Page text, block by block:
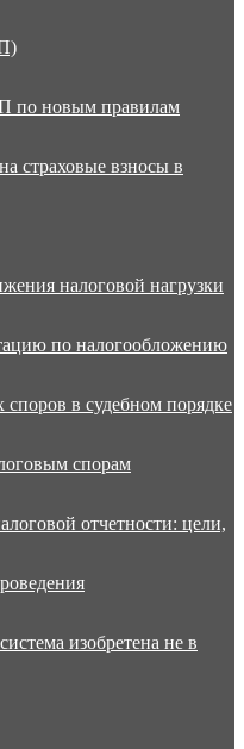
по новым правилам
страховые взносы в
налоговой нагрузки
по налогообложению
в судебном порядке
спорам
отчетности: цели,
изобретена не в